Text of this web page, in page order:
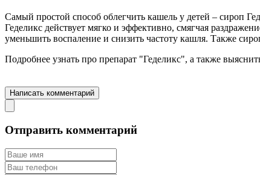
Самый простой способ облегчить кашель у детей – сироп
Геделикс действует мягко и эффективно, смягчая
уменьшить воспаление и снизить частоту кашля. Также
Подробнее узнать про препарат "Геделикс", а также
Написать комментарий
Отправить комментарий